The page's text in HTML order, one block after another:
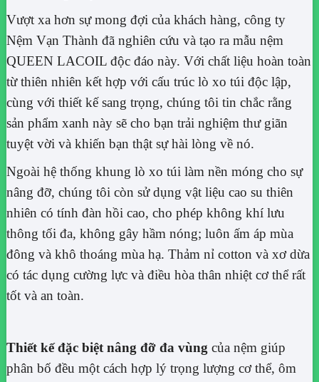
Vượt xa hơn sự mong đợi của khách hàng, công ty
Nệm Vạn Thành đã nghiên cứu và tạo ra mẫu nệm
QUEEN LACOIL độc đáo này. Với chất liệu hoàn toàn
từ thiên nhiên kết hợp với cấu trúc lò xo túi độc lập,
cùng với thiết kế sang trọng, chúng tôi tin chắc rằng
sản phẩm xanh này sẽ cho bạn trải nghiệm thư giãn
tuyệt vời và khiến bạn thật sự hài lòng về nó.
Ngoài hệ thống khung lò xo túi làm nền móng cho sự
nâng đỡ, chúng tôi còn sử dụng vật liệu cao su thiên
nhiên có tính đàn hồi cao, cho phép không khí lưu
thông tối đa, không gây hầm nóng; luôn ấm áp mùa
đông và khô thoáng mùa hạ. Thảm nỉ cotton và xơ dừa
có tác dụng cường lực và điều hòa thân nhiệt cơ thể rất
tốt và an toàn.
Thiết kế đặc biệt nâng đỡ đa vùng của nệm giúp
phân bố đều một cách hợp lý trọng lượng cơ thể, ôm